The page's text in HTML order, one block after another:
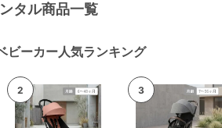
タル商品一覧
ビーカー人気ランキング